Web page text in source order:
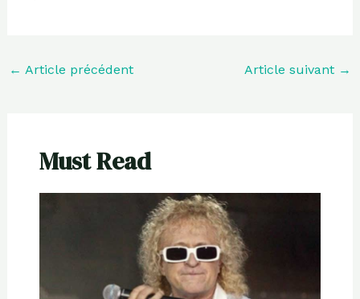
← Article précédent Article suivant →
Must Read